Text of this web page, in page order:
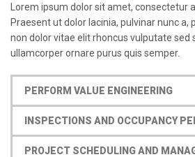
Lorem ipsum dolor sit amet, consectetur
Praesent ut dolor lacinia, pulvinar nunc a,
non dolor vitae elit rhoncus vulputate sed
ullamcorper ornare purus quis semper.
PERFORM VALUE ENGINEERING
INSPECTIONS AND OCCUPANCY
PROJECT SCHEDULING AND